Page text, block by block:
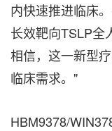
内快速推进临床
长效靶向TSLP全
相信，这一新型
临床需求。"
HBM9378/